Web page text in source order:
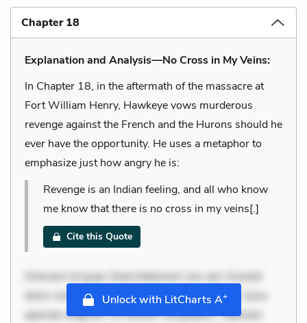
Chapter 18
Explanation and Analysis—No Cross in My Veins:
In Chapter 18, in the aftermath of the massacre at
Fort William Henry, Hawkeye vows murderous
revenge against the French and the Hurons should he
ever have the opportunity. He uses a metaphor to
emphasize just how angry he is:
Revenge is an Indian feeling, and all who know
me know that there is no cross in my veins[.]
Cite this Quote
Dolorem et quae. Exercitationem non aut. Eveniet
dolor non. Incidunt dolores sunt. Ad dolor at. Quia
aperiam eligendi. Ut veniam voluptatem. Aperiam
Unlock with LitCharts A+